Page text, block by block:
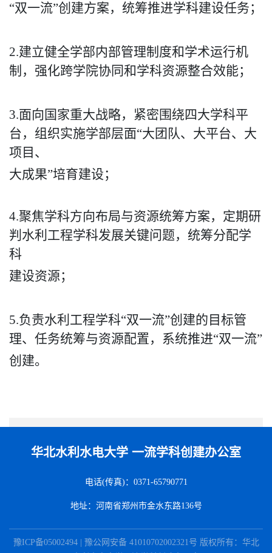
“双一流”创建方案，统筹推进学科建设任务；
2.建立健全学部内部管理制度和学术运行机
制，强化跨学院协同和学科资源整合效能；
3.面向国家重大战略，紧密围绕四大学科平
台，组织实施学部层面“大团队、大平台、大
项目、
大成果”培育建设；
4.聚焦学科方向布局与资源统筹方案，定期研
判水利工程学科发展关键问题，统筹分配学
科
建设资源；
5.负责水利工程学科“双一流”创建的目标管
理、任务统筹与资源配置，系统推进“双一流”
创建。
华北水利水电大学 一流学科创建办公室
电话(传真)：0371-65790771
地址：河南省郑州市金水东路136号
豫ICP备05002494 | 豫公网安备 41010702002321号 版权所有：华北